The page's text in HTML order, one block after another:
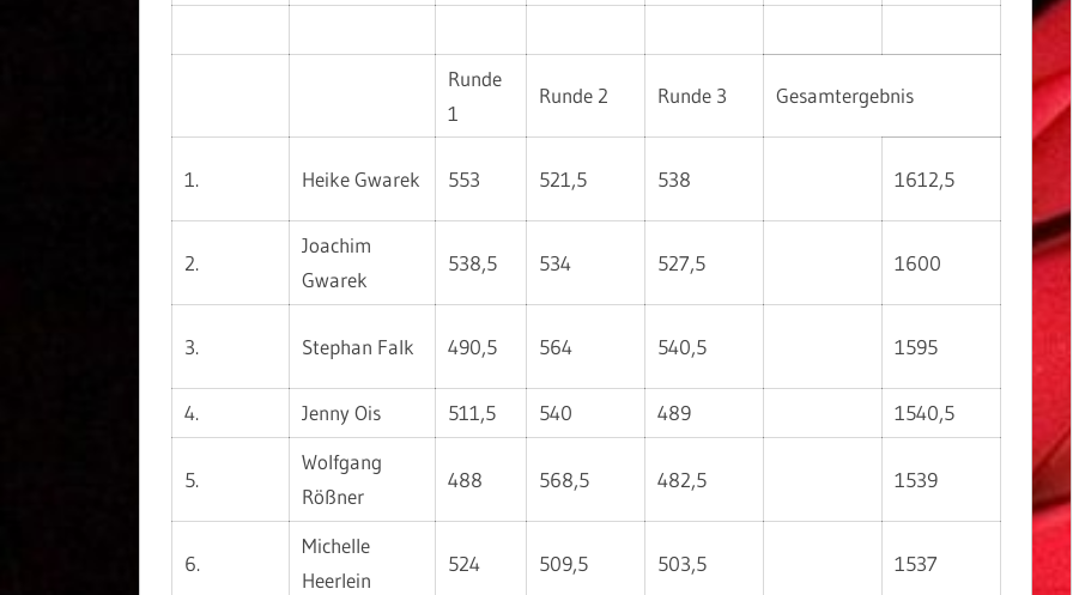
Runde
1
Runde 2 Runde 3 Gesamtergebnis
1. Heike Gwarek 553 521,5 538 1612,5
2.
Joachim
Gwarek
538,5 534 527,5 1600
3. Stephan Falk 490,5 564 540,5 1595
4. Jenny Ois 511,5 540 489 1540,5
5.
Wolfgang
Rößner
488 568,5 482,5 1539
6.
Michelle
Heerlein
524 509,5 503,5 1537